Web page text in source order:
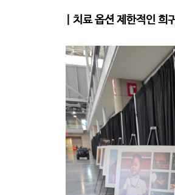
| 치료 옵션 제한적인 희